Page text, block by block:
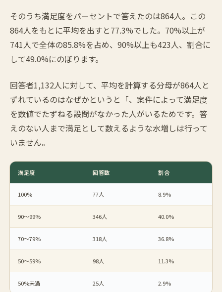
そのうち満足度をパーセントで答えたのは864人。この
864人をもとに平均を出すと77.3%でした。70%以上が
741人で全体の85.8%を占め、90%以上も423人、割合に
して49.0%にのぼります。
回答者1,132人に対して、平均を計算する分母が864人と
ずれているのはなぜかというと「、案件によって満足度
を数値でたずねる設問がなかった人がいるためです。答
えのない人まで満足として数えるような水増しは行って
いません。
満足度 回答数 割合
100% 77人 8.9%
90〜99% 346人 40.0%
70〜79% 318人 36.8%
50〜59% 98人 11.3%
50%未満 25人 2.9%